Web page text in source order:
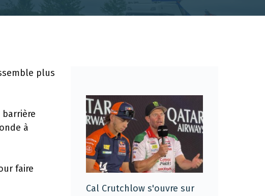
plus
à
faire
Cal Crutchlow s'ouvre sur